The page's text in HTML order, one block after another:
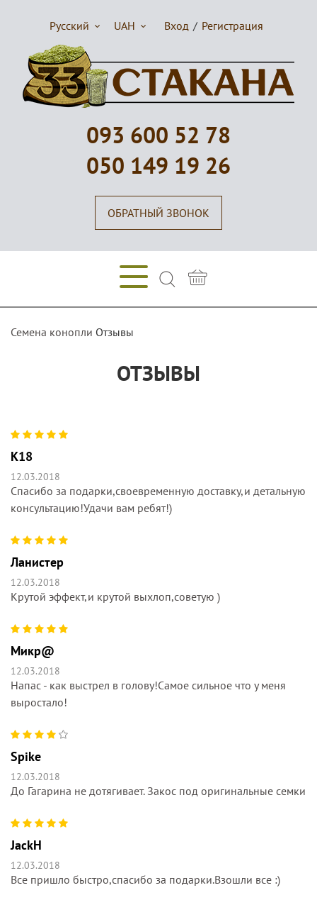
093 600 52 78
050 149 19 26
ОБРАТНЫЙ ЗВОНОК
Русский UAH Вход / Регистрация
Семена конопли Отзывы
ОТЗЫВЫ
K18
12.03.2018
Спасибо за подарки,своевременную доставку,и детальную
консультацию!Удачи вам ребят!)
Ланистер
12.03.2018
Крутой эффект,и крутой выхлоп,советую )
Микр@
12.03.2018
Напас - как выстрел в голову!Самое сильное что у меня
выростало!
Spike
12.03.2018
До Гагарина не дотягивает. Закос под оригинальные семки
JackH
12.03.2018
Все пришло быстро,спасибо за подарки.Взошли все :)